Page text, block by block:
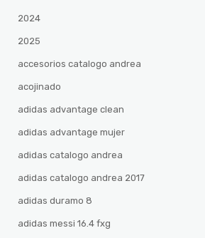
2024
2025
accesorios catalogo andrea
acojinado
adidas advantage clean
adidas advantage mujer
adidas catalogo andrea
adidas catalogo andrea 2017
adidas duramo 8
adidas messi 16.4 fxg